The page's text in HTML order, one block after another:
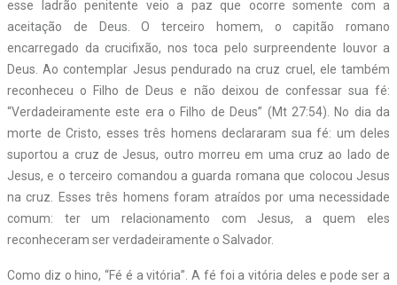
esse ladrão penitente veio a paz que ocorre somente com a
aceitação de Deus. O terceiro homem, o capitão romano
encarregado da crucifixão, nos toca pelo surpreendente louvor a
Deus. Ao contemplar Jesus pendurado na cruz cruel, ele também
reconheceu o Filho de Deus e não deixou de confessar sua fé:
“Verdadeiramente este era o Filho de Deus” (Mt 27:54). No dia da
morte de Cristo, esses três homens declararam sua fé: um deles
suportou a cruz de Jesus, outro morreu em uma cruz ao lado de
Jesus, e o terceiro comandou a guarda romana que colocou Jesus
na cruz. Esses três homens foram atraídos por uma necessidade
comum: ter um relacionamento com Jesus, a quem eles
reconheceram ser verdadeiramente o Salvador.
Como diz o hino, “Fé é a vitória”. A fé foi a vitória deles e pode ser a